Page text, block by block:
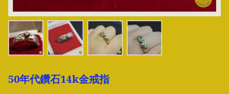
50年代鑽石14k金戒指